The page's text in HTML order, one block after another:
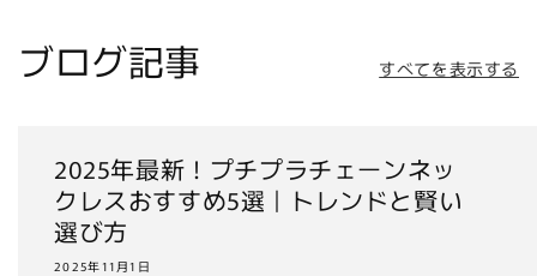
ブログ記事 すべてを表示する
2025年最新！プチプラチェーンネッ
クレスおすすめ5選｜トレンドと賢い
選び方
2025年11月1日